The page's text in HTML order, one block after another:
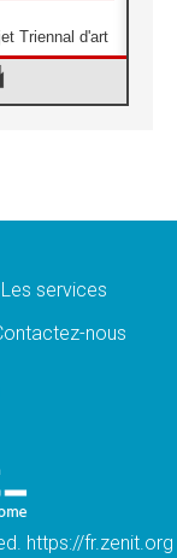
Triennal d'art
religieuses
estime
pas avec
Les services
nous
https://fr.zenit.org